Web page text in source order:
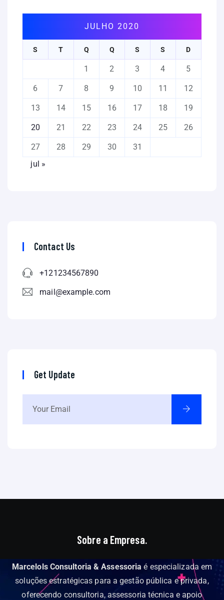
JULHO 2020
S T Q Q S S D
1 2 3 4 5
6 7 8 9 10 11 12
13 14 15 16 17 18 19
20 21 22 23 24 25 26
27 28 29 30
31
jul »
Contact Us
+121234567890
mail@example.com
Get Update
Sobre a Empresa.
Marcelols Consultoria & Assessoria é especializada em
soluções estratégicas para a gestão pública e privada,
oferecendo consultoria, assessoria técnica e apoio